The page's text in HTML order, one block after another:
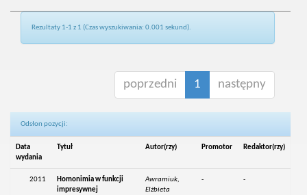
Rezultaty 1-1 z 1 (Czas wyszukiwania: 0.001 sekund).
poprzedni 1 następny
Odsłon pozycji:
Data
wydania
Tytuł Autor(rzy) Promotor Redaktor(rzy)
2011
Homonimia w funkcji
impresywnej
Awramiuk,
Elżbieta
- -